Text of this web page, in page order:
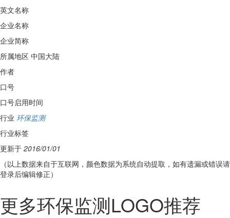
英文名称
企业名称
企业简称
所属地区 中国大陆
作者
口号
口号启用时间
行业 环保监测
行业标签
更新于 2016/01/01
（以上数据来自于互联网，颜色数据为系统自动提取，如有遗漏或错误请
登录后编辑修正）
更多环保监测LOGO推荐